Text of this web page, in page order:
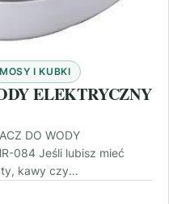
I KUBKI
ELEKTRYCZNY
DO WODY
084 Jeśli lubisz mieć
kawy czy